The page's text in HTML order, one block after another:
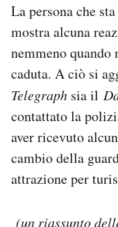
La persona che
mostra alcuna
nemmeno
caduta. A ciò si
Telegraph sia il
contattato la
aver ricevuto
cambio della
attrazione per
(un riassunto